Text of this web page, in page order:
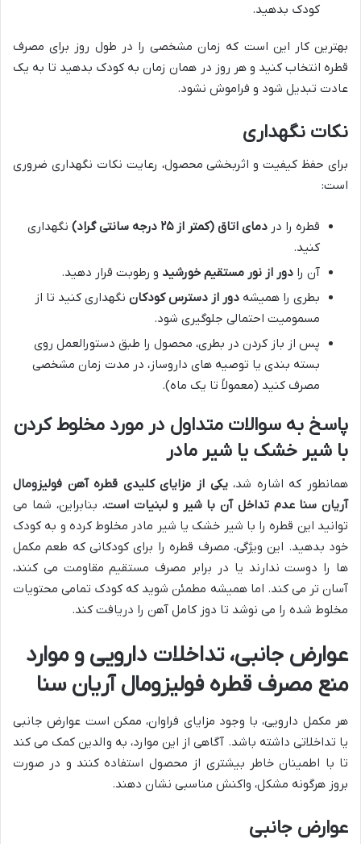
کودک بدهید.
بهترین کار این است که زمان مشخصی را در طول روز برای مصرف
قطره انتخاب کنید و هر روز در همان زمان به کودک بدهید تا به یک
عادت تبدیل شود و فراموش نشود.
نکات نگهداری
برای حفظ کیفیت و اثربخشی محصول، رعایت نکات نگهداری ضروری
است:
قطره را در دمای اتاق (کمتر از ۲۵ درجه سانتی گراد)
نگهداری
کنید.
آن را دور از نور مستقیم خورشید و رطوبت قرار دهید.
بطری را همیشه دور از دسترس کودکان نگهداری کنید تا از
مسمومیت احتمالی جلوگیری شود.
پس از باز کردن در بطری، محصول را طبق دستورالعمل روی
بسته بندی یا توصیه های داروساز، در مدت زمان مشخصی
مصرف کنید (معمولاً تا یک ماه).
پاسخ به سوالات متداول در مورد مخلوط کردن
با شیر خشک یا شیر مادر
همانطور که اشاره شد،یکی از مزایای کلیدی قطره آهن فولیزومال
آریان سنا عدم تداخل آن با شیر و لبنیات است. بنابراین، شما می
توانید این قطره را با شیر خشک یا شیر مادر مخلوط کرده و به کودک
خود بدهید. این ویژگی، مصرف قطره را برای کودکانی که طعم مکمل
ها را دوست ندارند یا در برابر مصرف مستقیم مقاومت می کنند،
آسان تر می کند. اما همیشه مطمئن شوید که کودک تمامی محتویات
مخلوط شده را می نوشد تا دوز کامل آهن را دریافت کند.
عوارض جانبی، تداخلات دارویی و موارد
منع مصرف قطره فولیزومال آریان سنا
هر مکمل دارویی، با وجود مزایای فراوان، ممکن است عوارض جانبی
یا تداخلاتی داشته باشد. آگاهی از این موارد، به والدین کمک می کند
تا با اطمینان خاطر بیشتری از محصول استفاده کنند و در صورت
بروز هرگونه مشکل، واکنش مناسبی نشان دهند.
عوارض جانبی